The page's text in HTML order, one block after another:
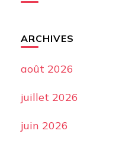
ARCHIVES
août 2026
juillet 2026
juin 2026